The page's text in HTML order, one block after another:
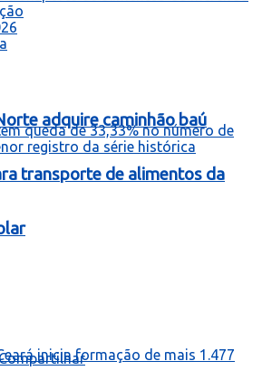
adquire caminhão baú
transporte de alimentos da